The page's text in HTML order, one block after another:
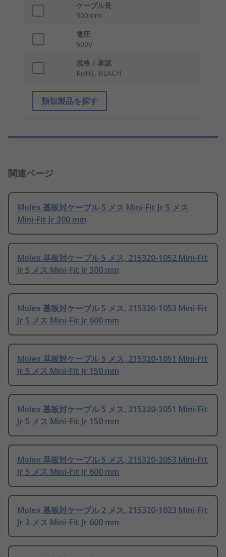
ケーブル長
300mm
電圧
600V
規格 / 承認
RoHS, REACH
類似製品を探す
関連ページ
Molex 基板対ケーブル 5 メス Mini-Fit Jr 5 メス
Mini-Fit Jr 300 mm
Molex 基板対ケーブル 5 メス, 215320-1052 Mini-Fit
Jr 5 メス Mini-Fit Jr 300 mm
Molex 基板対ケーブル 5 メス, 215320-1053 Mini-Fit
Jr 5 メス Mini-Fit Jr 600 mm
Molex 基板対ケーブル 5 メス, 215320-1051 Mini-Fit
Jr 5 メス Mini-Fit Jr 150 mm
Molex 基板対ケーブル 5 メス, 215320-2051 Mini-Fit
Jr 5 メス Mini-Fit Jr 150 mm
Molex 基板対ケーブル 5 メス, 215320-2053 Mini-Fit
Jr 5 メス Mini-Fit Jr 600 mm
Molex 基板対ケーブル 2 メス, 215320-1023 Mini-Fit
Jr 2 メス Mini-Fit Jr 600 mm